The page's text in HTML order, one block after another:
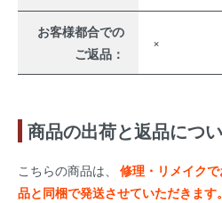
お客様都合での
ご返品：
×
商品の出荷と返品につ
こちらの商品は、
修理・リメイク
品と同梱で発送させていただきます。